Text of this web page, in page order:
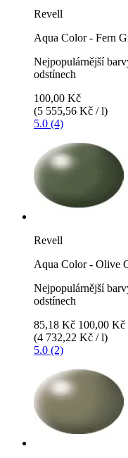
Revell
Aqua Color - Fern
Nejpopulárnější
odstínech
100,00 Kč
(5 555,56 Kč / l)
5.0 (4)
Revell
Aqua Color - Olive
Nejpopulárnější
odstínech
85,18 Kč 100,00 Kč
(4 732,22 Kč / l)
5.0 (2)